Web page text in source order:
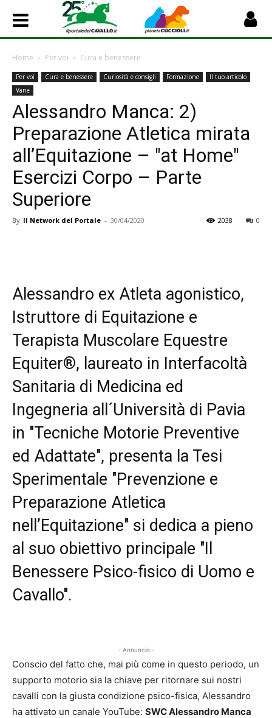
Home Per voi Cura e benessere
Per voi Cura e benessere Curiosità e consigli Formazione
Il tuo articolo
Varie
Alessandro Manca: 2)
Preparazione Atletica mirata
all’Equitazione – "at Home"
Esercizi Corpo – Parte
Superiore
By Il Network del Portale - 30/04/2020 0
2038
Alessandro ex Atleta agonistico,
Istruttore di Equitazione e
Terapista Muscolare Equestre
Equiter®, laureato in Interfacoltà
Sanitaria di Medicina ed
Ingegneria all´Università di Pavia
in "Tecniche Motorie Preventive
ed Adattate", presenta la Tesi
Sperimentale "Prevenzione e
Preparazione Atletica
nell’Equitazione" si dedica a pieno
al suo obiettivo principale "Il
Benessere Psico-fisico di Uomo e
Cavallo".
- Annuncio -
Conscio del fatto che, mai più come in questo periodo, un
supporto motorio sia la chiave per ritornare sui nostri
cavalli con la giusta condizione psico-fisica, Alessandro
ha attivato un canale YouTube: SWC Alessandro Manca